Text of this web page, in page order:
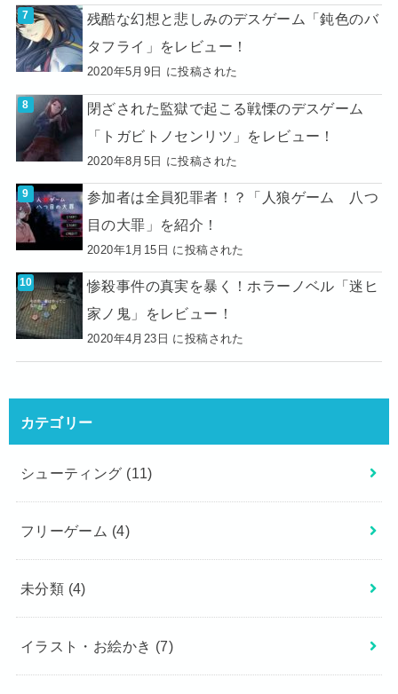
残酷な幻想と悲しみのデスゲーム「鈍色のバ
タフライ」をレビュー！
2020年5月9日 に投稿された
閉ざされた監獄で起こる戦慄のデスゲーム
「トガビトノセンリツ」をレビュー！
2020年8月5日 に投稿された
参加者は全員犯罪者！？「人狼ゲーム 八つ
目の大罪」を紹介！
2020年1月15日 に投稿された
惨殺事件の真実を暴く！ホラーノベル「迷ヒ
家ノ鬼」をレビュー！
2020年4月23日 に投稿された
カテゴリー
シューティング (11)
フリーゲーム (4)
未分類 (4)
イラスト・お絵かき (7)